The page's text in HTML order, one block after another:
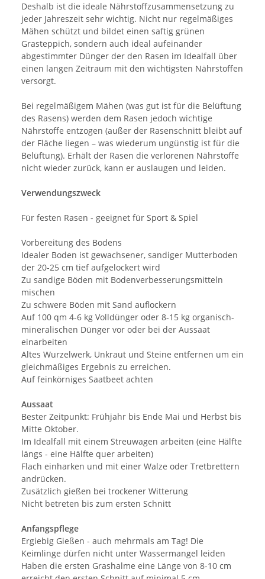
Deshalb ist die ideale Nährstoffzusammensetzung zu
jeder Jahreszeit sehr wichtig. Nicht nur regelmäßiges
Mähen schützt und bildet einen saftig grünen
Grasteppich, sondern auch ideal aufeinander
abgestimmter Dünger der den Rasen im Idealfall über
einen langen Zeitraum mit den wichtigsten Nährstoffen
versorgt.
Bei regelmäßigem Mähen (was gut ist für die Belüftung
des Rasens) werden dem Rasen jedoch wichtige
Nährstoffe entzogen (außer der Rasenschnitt bleibt auf
der Fläche liegen – was wiederum ungünstig ist für die
Belüftung). Erhält der Rasen die verlorenen Nährstoffe
nicht wieder zurück, kann er auslaugen und leiden.
Verwendungszweck
Für festen Rasen - geeignet für Sport & Spiel
Vorbereitung des Bodens
Idealer Boden ist gewachsener, sandiger Mutterboden
der 20-25 cm tief aufgelockert wird
Zu sandige Böden mit Bodenverbesserungsmitteln
mischen
Zu schwere Böden mit Sand auflockern
Auf 100 qm 4-6 kg Volldünger oder 8-15 kg organisch-
mineralischen Dünger vor oder bei der Aussaat
einarbeiten
Altes Wurzelwerk, Unkraut und Steine entfernen um ein
gleichmäßiges Ergebnis zu erreichen.
Auf feinkörniges Saatbeet achten
Aussaat
Bester Zeitpunkt: Frühjahr bis Ende Mai und Herbst bis
Mitte Oktober.
Im Idealfall mit einem Streuwagen arbeiten (eine Hälfte
längs - eine Hälfte quer arbeiten)
Flach einharken und mit einer Walze oder Tretbrettern
andrücken.
Zusätzlich gießen bei trockener Witterung
Nicht betreten bis zum ersten Schnitt
Anfangspflege
Ergiebig Gießen - auch mehrmals am Tag! Die
Keimlinge dürfen nicht unter Wassermangel leiden
Haben die ersten Grashalme eine Länge von 8-10 cm